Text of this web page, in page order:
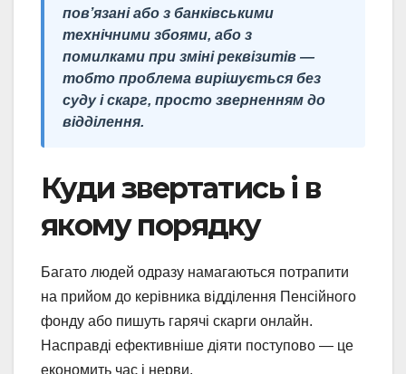
пов’язані або з банківськими
технічними збоями, або з
помилками при зміні реквізитів —
тобто проблема вирішується без
суду і скарг, просто зверненням до
відділення.
Куди звертатись і в
якому порядку
Багато людей одразу намагаються потрапити
на прийом до керівника відділення Пенсійного
фонду або пишуть гарячі скарги онлайн.
Насправді ефективніше діяти поступово — це
економить час і нерви.